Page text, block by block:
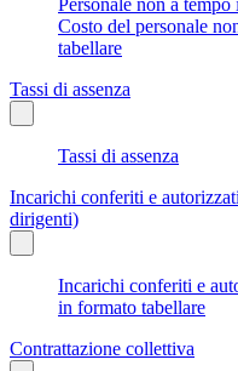
Costo del personale
tabellare
Tassi di assenza
Tassi di assenza
Incarichi conferiti e
dirigenti)
Incarichi conferiti e
in formato tabellare
Contrattazione collettiva